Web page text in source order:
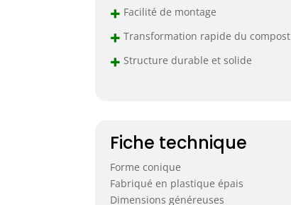
+ Facilité de montage
+ Transformation rapide du compost
+ Structure durable et solide
Fiche technique
Forme conique
Fabriqué en plastique épais
Dimensions généreuses